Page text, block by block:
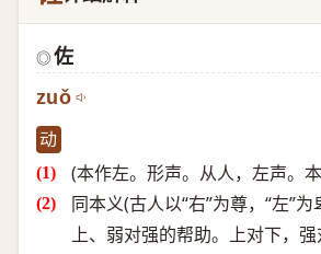
◎ 佐
zuǒ
动
(本作左。形声。从人，左声。
同本义(古人以“右”为尊，“左”
上、弱对强的帮助。上对下，强